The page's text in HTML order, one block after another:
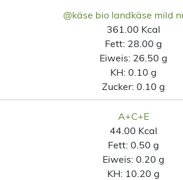
@käse bio landkäse mild
361.00 Kcal
Fett: 28.00 g
Eiweis: 26.50 g
KH: 0.10 g
Zucker: 0.10 g
A+C+E
44.00 Kcal
Fett: 0.50 g
Eiweis: 0.20 g
KH: 10.20 g